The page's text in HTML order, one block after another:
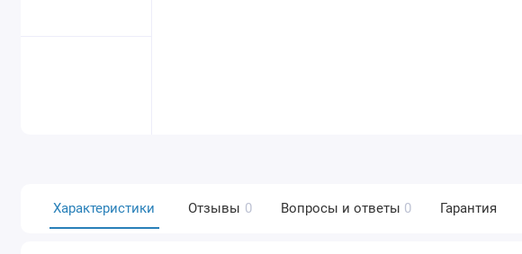
Характеристики Отзывы 0 Вопросы и ответы 0 Гарантия